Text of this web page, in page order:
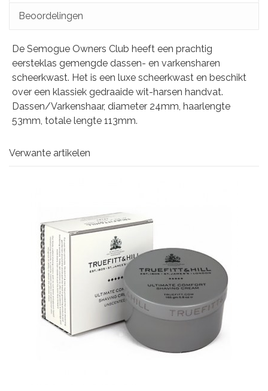
Beoordelingen
De Semogue Owners Club heeft een prachtig
eersteklas gemengde dassen- en varkensharen
scheerkwast. Het is een luxe scheerkwast en beschikt
over een klassiek gedraaide wit-harsen handvat.
Dassen/Varkenshaar, diameter 24mm, haarlengte
53mm, totale lengte 113mm.
Verwante artikelen